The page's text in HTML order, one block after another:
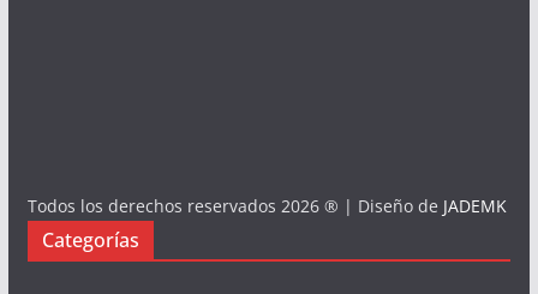
Todos los derechos reservados 2026 ® | Diseño de JADEMK
Categorías